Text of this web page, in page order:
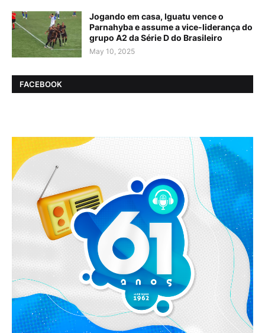
Jogando em casa, Iguatu vence o
Parnahyba e assume a vice-liderança do
grupo A2 da Série D do Brasileiro
May 10, 2025
FACEBOOK